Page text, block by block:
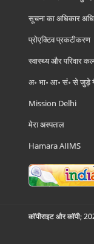
सूचना का अधिकार
प्रोएक्टिव प्रकटीकरण
स्वास्थ्य और परिवार
अ॰ भा॰ आ॰ सं॰ से जुड़े
Mission Delhi
मेरा अस्पताल
Hamara AIIMS
कॉपीराइट और कॉपी;